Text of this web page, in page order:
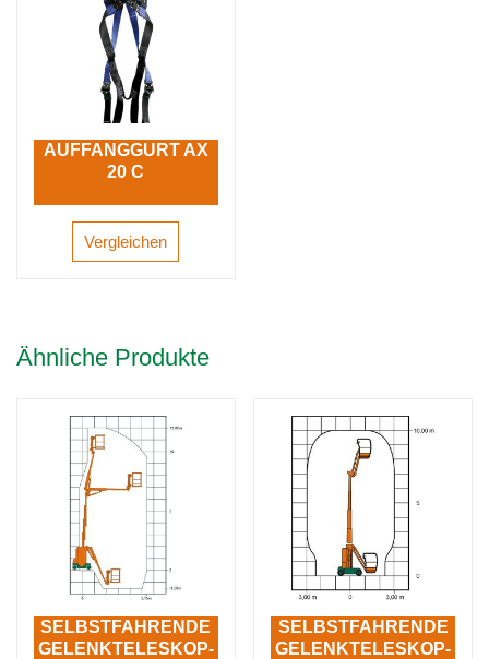
AUFFANGGURT AX
20 C
Vergleichen
Ähnliche Produkte
SELBSTFAHRENDE
GELENKTELESKOP-
SELBSTFAHRENDE
GELENKTELESKOP-